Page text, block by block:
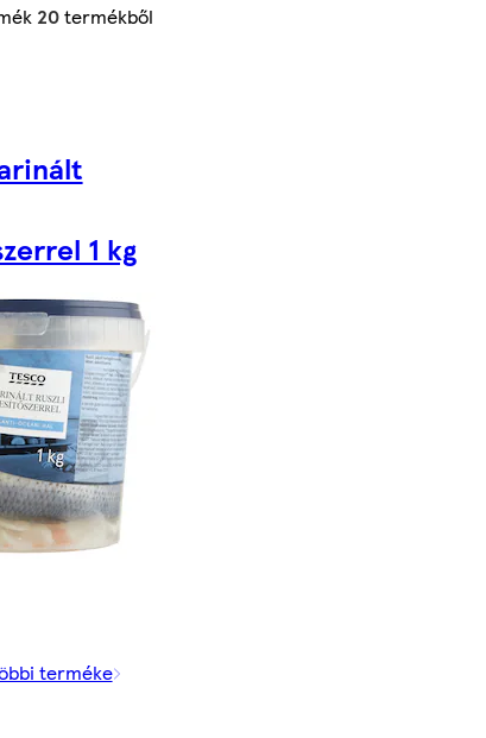
20termékből
1 kg
terméke